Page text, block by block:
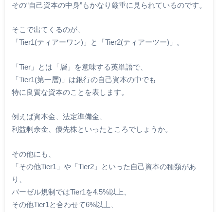
その“自己資本の中身”もかなり厳重に見られているのです。
そこで出てくるのが、
「Tier1(ティアーワン)」と「Tier2(ティアーツー)」。
「Tier」とは「層」を意味する英単語で、
「Tier1(第一層)」は銀行の自己資本の中でも
特に良質な資本のことを表します。
例えば資本金、法定準備金、
利益剰余金、優先株といったところでしょうか。
その他にも、
「その他Tier1」や「Tier2」といった自己資本の種類があ
り、
バーゼル規制ではTier1を4.5%以上、
その他Tier1と合わせて6%以上、